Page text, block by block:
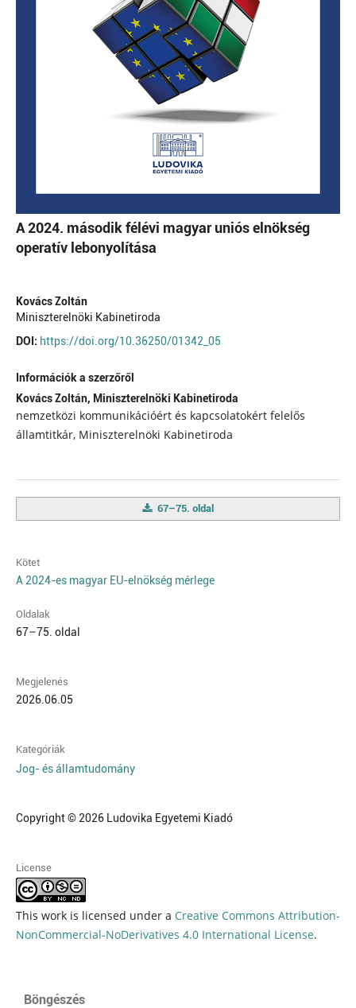
A 2024. második félévi magyar uniós elnökség
operatív lebonyolítása
Kovács Zoltán
Miniszterelnöki Kabinetiroda
DOI: https://doi.org/10.36250/01342_05
Információk a szerzőről
Kovács Zoltán, Miniszterelnöki Kabinetiroda
nemzetközi kommunikációért és kapcsolatokért felelős
államtitkár, Miniszterelnöki Kabinetiroda
67–75. oldal
Kötet
A 2024-es magyar EU-elnökség mérlege
Oldalak
67–75. oldal
Megjelenés
2026.06.05
Kategóriák
Jog- és államtudomány
Copyright © 2026 Ludovika Egyetemi Kiadó
License
This work is licensed under a Creative Commons Attribution-
NonCommercial-NoDerivatives 4.0 International License.
Böngészés